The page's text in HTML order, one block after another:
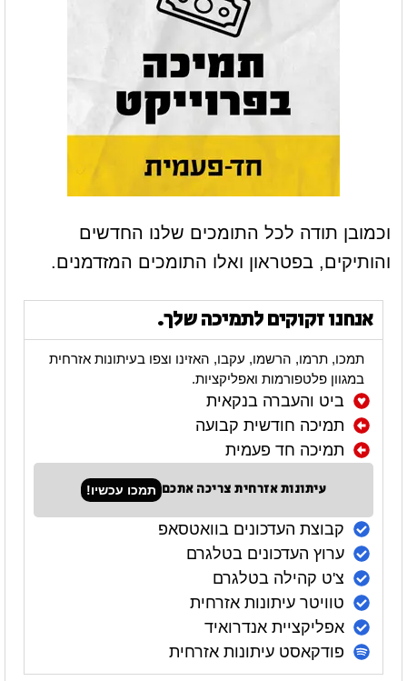
וכמובן תודה לכל התומכים שלנו החדשים
והותיקים, בפטראון ואלו התומכים המזדמנים.
אנחנו זקוקים לתמיכה שלך.
תמכו, תרמו, הרשמו, עקבו, האזינו וצפו בעיתונות אזרחית
במגוון פלטפורמות ואפליקציות.
ביט והעברה בנקאית
תמיכה חודשית קבועה
תמיכה חד פעמית
עיתונות אזרחית צריכה אתכם תמכו עכשיו!
קבוצת העדכונים בוואטסאפ
ערוץ העדכונים בטלגרם
צ'ט קהילה בטלגרם
טוויטר עיתונות אזרחית
אפליקציית אנדרואיד
פודקאסט עיתונות אזרחית